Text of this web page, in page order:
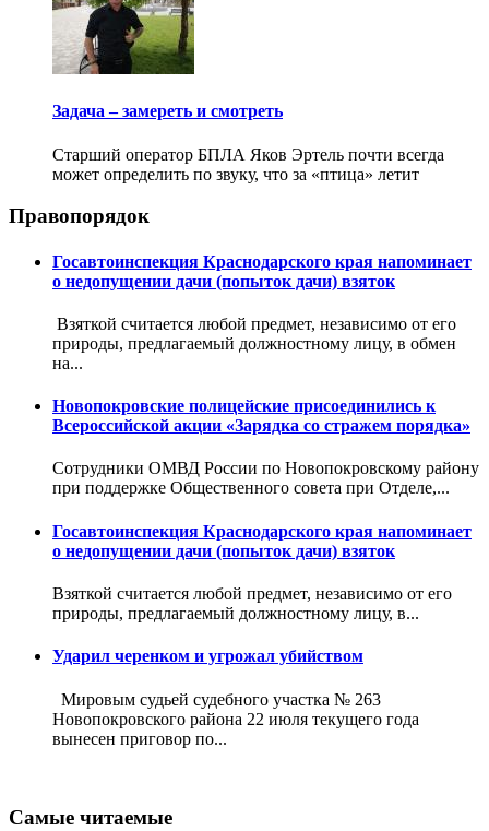
Задача – замереть и смотреть
Старший оператор БПЛА Яков Эртель почти всегда
может определить по звуку, что за «птица» летит
Правопорядок
Госавтоинспекция Краснодарского края напоминает
о недопущении дачи (попыток дачи) взяток
Взяткой считается любой предмет, независимо от его
природы, предлагаемый должностному лицу, в обмен
на...
Новопокровские полицейские присоединились к
Всероссийской акции «Зарядка со стражем порядка»
Сотрудники ОМВД России по Новопокровскому району
при поддержке Общественного совета при Отделе,...
Госавтоинспекция Краснодарского края напоминает
о недопущении дачи (попыток дачи) взяток
Взяткой считается любой предмет, независимо от его
природы, предлагаемый должностному лицу, в...
Ударил черенком и угрожал убийством
Мировым судьей судебного участка № 263
Новопокровского района 22 июля текущего года
вынесен приговор по...
Самые читаемые